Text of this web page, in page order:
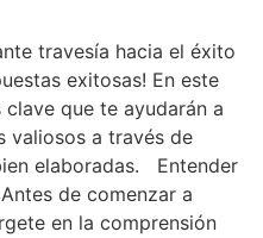
travesía hacia el éxito
exitosas! En este
que te ayudarán a
valiosos a través de
elaboradas. Entender
de comenzar a
en la comprensión